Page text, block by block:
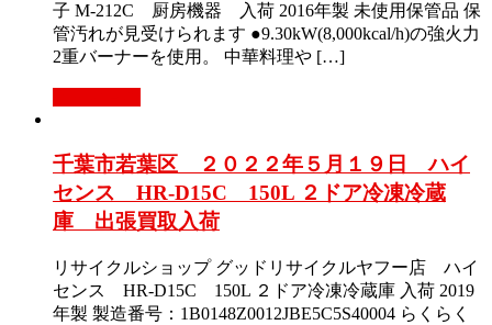
子 M-212C 厨房機器 入荷 2016年製 未使用保管品 保
管汚れが見受けられます ●9.30kW(8,000kcal/h)の強火力
2重バーナーを使用。 中華料理や […]
千葉市若葉区 ２０２２年５月１９日 ハイ
センス HR-D15C 150L ２ドア冷凍冷蔵
庫 出張買取入荷
リサイクルショップ グッドリサイクルヤフー店 ハイ
センス HR-D15C 150L ２ドア冷凍冷蔵庫 入荷 2019
年製 製造番号：1B0148Z0012JBE5C5S40004 らくらく